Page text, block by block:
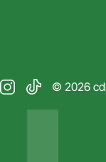
© 2026